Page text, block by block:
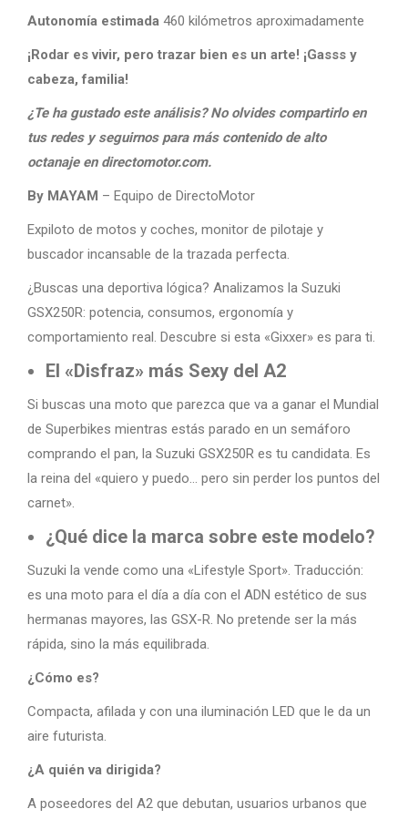
Autonomía estimada 460 kilómetros aproximadamente
¡Rodar es vivir, pero trazar bien es un arte! ¡Gasss y
cabeza, familia!
¿Te ha gustado este análisis? No olvides compartirlo en
tus redes y seguirnos para más contenido de alto
octanaje en directomotor.com.
By MAYAM – Equipo de DirectoMotor
Expiloto de motos y coches, monitor de pilotaje y
buscador incansable de la trazada perfecta.
¿Buscas una deportiva lógica? Analizamos la Suzuki
GSX250R: potencia, consumos, ergonomía y
comportamiento real. Descubre si esta «Gixxer» es para ti.
El «Disfraz» más Sexy del A2
Si buscas una moto que parezca que va a ganar el Mundial
de Superbikes mientras estás parado en un semáforo
comprando el pan, la Suzuki GSX250R es tu candidata. Es
la reina del «quiero y puedo… pero sin perder los puntos del
carnet».
¿Qué dice la marca sobre este modelo?
Suzuki la vende como una «Lifestyle Sport». Traducción:
es una moto para el día a día con el ADN estético de sus
hermanas mayores, las GSX-R. No pretende ser la más
rápida, sino la más equilibrada.
¿Cómo es?
Compacta, afilada y con una iluminación LED que le da un
aire futurista.
¿A quién va dirigida?
A poseedores del A2 que debutan, usuarios urbanos que